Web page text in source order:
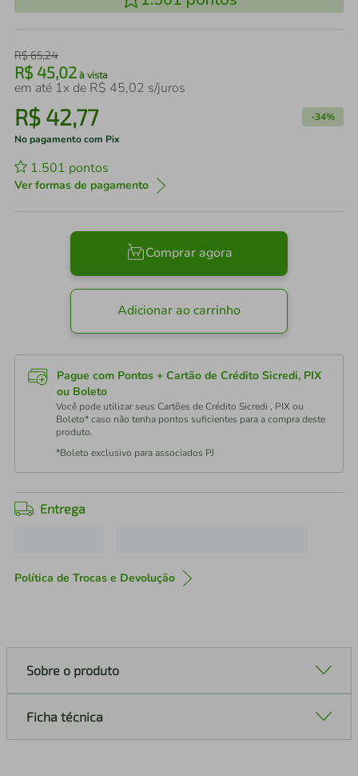
R$65,24
R$ 45,02 à vista
em até 1x de R$ 45,02 s/juros
R$ 42,77 -34%
No pagamento com Pix
1.501 pontos
Ver formas de pagamento
Comprar agora
Adicionar ao carrinho
Pague com Pontos + Cartão de Crédito Sicredi, PIX
ou Boleto
Você pode utilizar seus Cartões de Crédito Sicredi , PIX ou
Boleto* caso não tenha pontos suficientes para a compra deste
produto.
*Boleto exclusivo para associados PJ
Entrega
Política de Trocas e Devolução
Sobre o produto
Ficha técnica